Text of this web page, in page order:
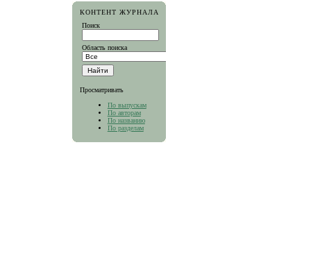
КОНТЕНТ ЖУРНАЛА
Поиск
Область поиска
Просматривать
По выпускам
По авторам
По названию
По разделам